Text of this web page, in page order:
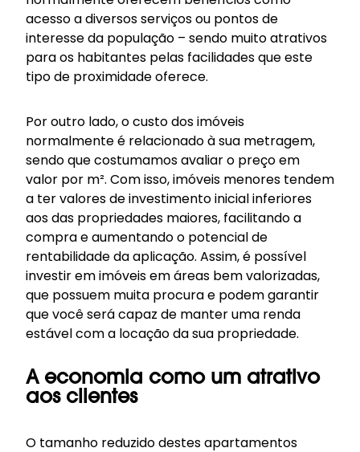
acesso a diversos serviços ou pontos de
interesse da população – sendo muito atrativos
para os habitantes pelas facilidades que este
tipo de proximidade oferece.
Por outro lado, o custo dos imóveis
normalmente é relacionado à sua metragem,
sendo que costumamos avaliar o preço em
valor por m². Com isso, imóveis menores tendem
a ter valores de investimento inicial inferiores
aos das propriedades maiores, facilitando a
compra e aumentando o potencial de
rentabilidade da aplicação. Assim, é possível
investir em imóveis em áreas bem valorizadas,
que possuem muita procura e podem garantir
que você será capaz de manter uma renda
estável com a locação da sua propriedade.
A economia como um atrativo
aos clientes
O tamanho reduzido destes apartamentos